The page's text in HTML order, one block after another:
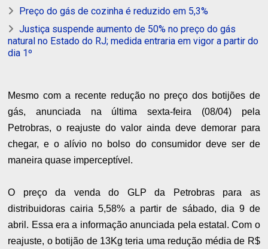
Preço do gás de cozinha é reduzido em 5,3%
Justiça suspende aumento de 50% no preço do gás
natural no Estado do RJ; medida entraria em vigor a partir do
dia 1º
Mesmo com a recente redução no preço dos botijões de
gás, anunciada na última sexta-feira (08/04) pela
Petrobras, o reajuste do valor ainda deve demorar para
chegar, e o alívio no bolso do consumidor deve ser de
maneira quase imperceptível.
O preço da venda do GLP da Petrobras para as
distribuidoras cairia 5,58% a partir de sábado, dia 9 de
abril. Essa era a informação anunciada pela estatal. Com o
reajuste, o botijão de 13Kg teria uma redução média de R$